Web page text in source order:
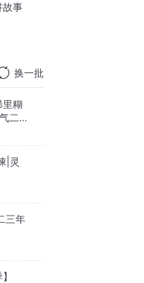
故事
换一批
里糊
二年
|灵
三年